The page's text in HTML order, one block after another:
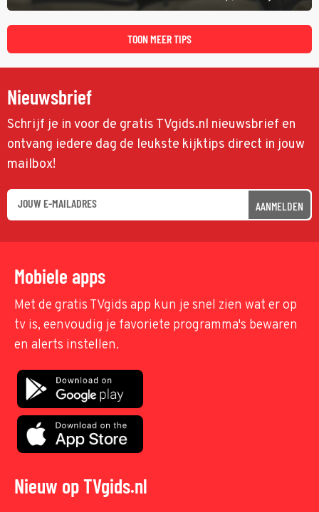
donder op kunt zeggen dat er van Bishops geplande pensioen niet
veel terechtkomt.
TOON MEER TIPS
Nieuwsbrief
Schrijf je in voor de gratis TVgids.nl nieuwsbrief en
ontvang iedere dag de leukste kijktips direct in jouw
mailbox!
AANMELDEN
Mobiele apps
Met de gratis TVgids app kun je snel zien wat er op
tv is, eenvoudig je favoriete programma's bewaren
en alerts instellen.
Nieuw op TVgids.nl